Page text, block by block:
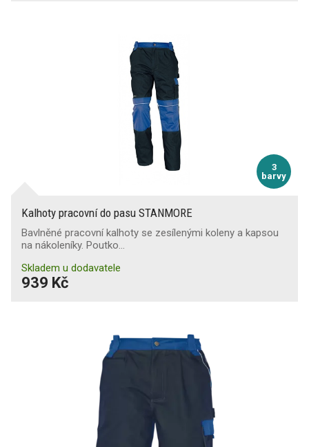
3
barvy
Kalhoty pracovní do pasu STANMORE
Bavlněné pracovní kalhoty se zesílenými koleny a kapsou
na nákoleníky. Poutko…
Skladem u dodavatele
939 Kč